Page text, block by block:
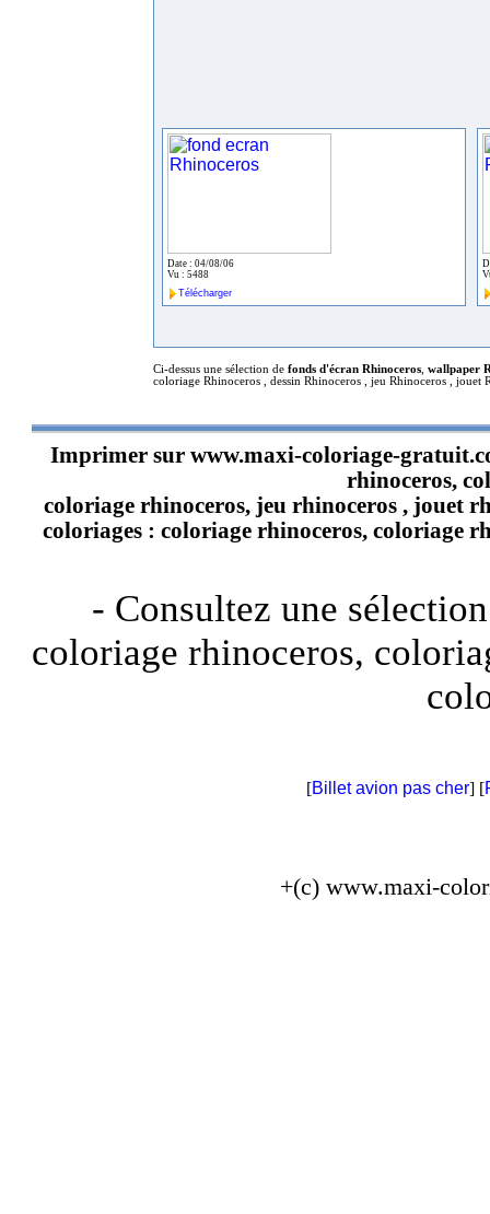
Date : 04/08/06
Vu : 5488
Télécharger
Ci-dessus une sélection de fonds d'écran Rhinoceros wallpaper
coloriage Rhinoceros , dessin Rhinoceros , jeu Rhinoceros , jouet
Imprimer sur www.maxi-coloriage-
rhinoceros,
coloriage rhinoceros, jeu rhinoceros , jouet
coloriages : coloriage rhinoceros, coloriage
- Consultez une
coloriage rhinoceros,
[Billet avion pas cher] [
+(c) www.maxi-